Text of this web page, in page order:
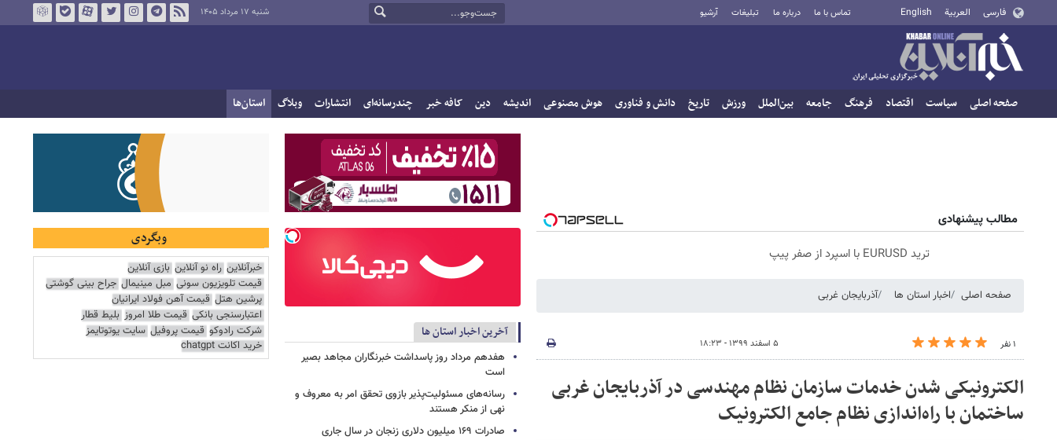
فارسی العربية English تماس با ما درباره ما تبلیغات آرشیو شنبه ۱۷ مرداد ۱۴۰۵
صفحه اصلی سیاست اقتصاد فرهنگ جامعه بین‌الملل ورزش تاریخ دانش و فناوری هوش مصنوعی اندیشه دین کافه خبر چندرسانه‌ای انتشارات وبلاگ استان‌ها
مطالب پیشنهادی
ترید EURUSD با اسپرد از صفر پیپ
صفحه اصلی اخبار استان ها آذربایجان غربی
۱ نفر ۵ اسفند ۱۳۹۹ - ۱۸:۲۳
الکترونیکی شدن خدمات سازمان نظام مهندسی در آذربایجان غربی
ساختمان با راه‌اندازی نظام جامع الکترونیک
آخرین اخبار استان ها
هفدهم مرداد روز پاسداشت خبرنگاران مجاهد بصیر
است
رسانه‌های مسئولیت‌پذیر بازوی تحقق امر به معروف و
نهی از منکر هستند
صادرات ۱۶۹ میلیون دلاری زنجان در سال جاری
وبگردی
خبرآنلاین راه نو آنلاین بازی آنلاین
قیمت تلویزیون سونی مبل مینیمال جراح بینی گوشتی
پرشین هتل قیمت آهن فولاد ایرانیان
اعتبارسنجی بانکی قیمت طلا امروز بلیط قطار
شرکت رادوکو قیمت پروفیل سایت یوتوتایمز
خرید اکانت chatgpt